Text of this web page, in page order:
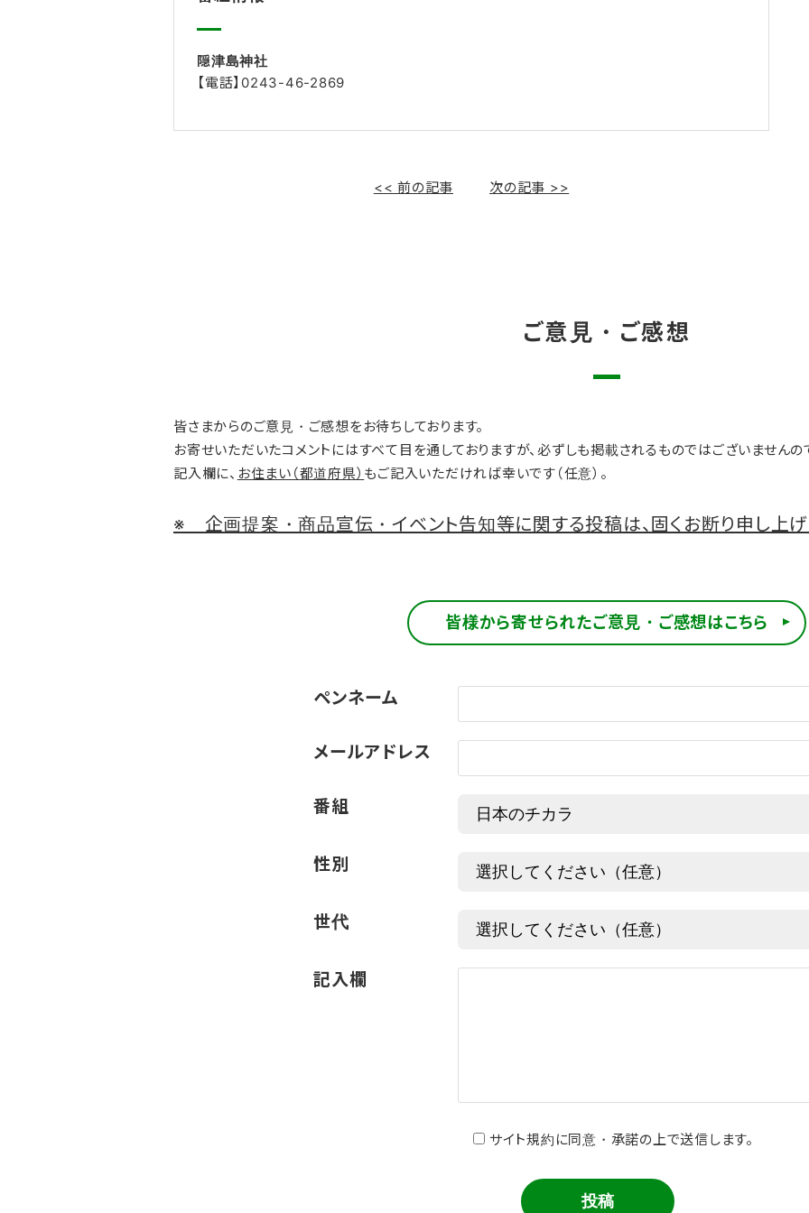
隠津島神社
【電話】0243-46-2869
<< 前の記事 次の記事 >>
ご意見・ご感想
皆さまからのご意見・ご感想をお待ちしております。
お寄せいただいたコメントにはすべて目を通しておりますが、必ずしも掲載されるものではございませんの
記入欄に、 お住まい（都道府県） もご記入いただければ幸いです（任意）。
※ 企画提案・商品宣伝・イベント告知等に関する投稿は、固くお断り申し上げ
皆様から寄せられたご意見・ご感想はこちら
ペンネーム
メールアドレス
番組
性別
世代
記入欄
サイト規約に同意・承諾の上で送信します。